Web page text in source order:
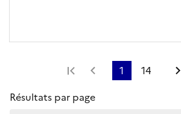
Première page
Page précédente
1 14
Résultats par page